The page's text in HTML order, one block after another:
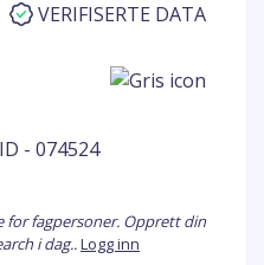
VERIFISERTE DATA
for fagpersoner. Opprett din
i dag..Logg inn